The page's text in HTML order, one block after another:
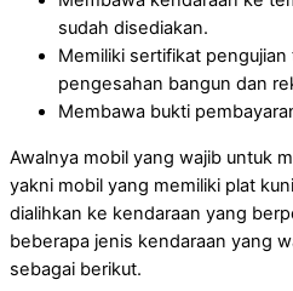
sudah disediakan.
Memiliki sertifikat
pengesahan bangun dan
Membawa bukti
Awalnya mobil yang wajib untuk
yakni mobil yang memiliki plat
dialihkan ke kendaraan yang
beberapa jenis kendaraan yang
sebagai berikut.